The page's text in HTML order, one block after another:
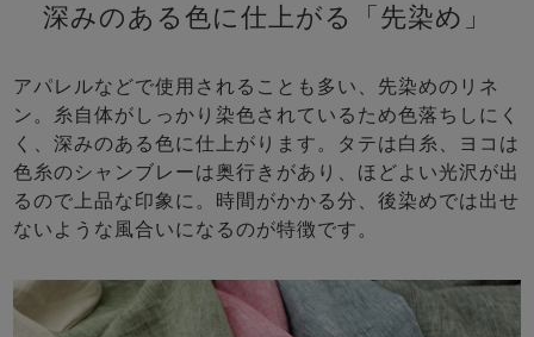
深みのある色に仕上がる「先染め」
アパレルなどで使用されることも多い、先染めのリネ
ン。糸自体がしっかり染色されているため色落ちしにく
く、深みのある色に仕上がります。タテは白糸、ヨコは
色糸のシャンブレーは奥行きがあり、ほどよい光沢が出
るので上品な印象に。時間がかかる分、後染めでは出せ
ないような風合いになるのが特徴です。